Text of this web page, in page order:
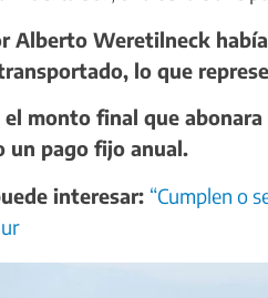
Alberto Weretilneck
lo que
el monto final que
un pago fijo anual.
interesar: “Cumplen o